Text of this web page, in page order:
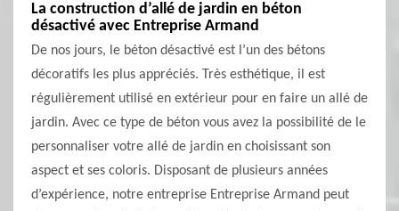
La construction d’allé de jardin en béton
désactivé avec Entreprise Armand
De nos jours, le béton désactivé est l’un des bétons
décoratifs les plus appréciés. Très esthétique, il est
régulièrement utilisé en extérieur pour en faire un allé de
jardin. Avec ce type de béton vous avez la possibilité de le
personnaliser votre allé de jardin en choisissant son
aspect et ses coloris. Disposant de plusieurs années
d’expérience, notre entreprise Entreprise Armand peut